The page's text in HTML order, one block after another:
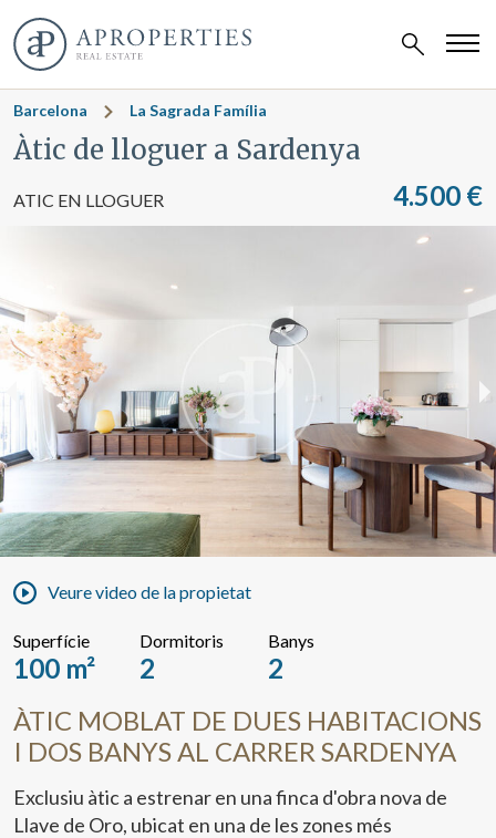
Barcelona La Sagrada Família
Àtic de lloguer a Sardenya
ATIC EN LLOGUER 4.500 €
Veure video de la propietat
Superfície
100 m²
Dormitoris
2
Banys
2
ÀTIC MOBLAT DE DUES HABITACIONS
I DOS BANYS AL CARRER SARDENYA
Exclusiu àtic a estrenar en una finca d'obra nova de
Llave de Oro, ubicat en una de les zones més